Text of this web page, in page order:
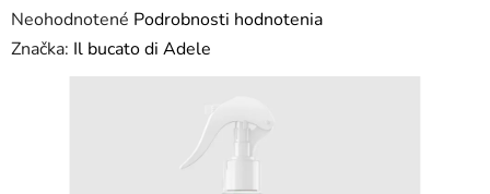
Priemerné
hodnotenie
produktu
Neohodnotené Podrobnosti hodnotenia
Značka: Il bucato di Adele